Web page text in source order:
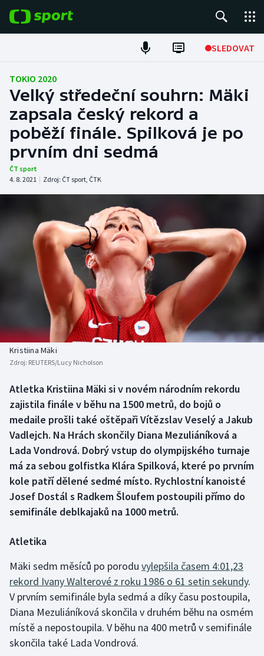
SLEDOVAT
Fotbal
Hokej
Tenis
Atletika
DALŠÍ SPORTY
Americký fotbal
Baseball a softbal
Basketbal
Biatlon
Boby a skeleton
Box
Curling
Dostihy
Florbal
Futsal
Házená
Jezdectví
Judo
NEPŘEHLÉDNĚTE
Soutěže
Historické návraty
Aplikace ČT sport
AZ kvíz
TOKIO 2020
Velký středeční souhrn: Mäki
zapsala český rekord a
poběží finále. Spilková je po
prvním dni sedmá
ČT sport
4. 8. 2021 | Zdroj: ČT sport, ČTK
Kristiina Mäki
Zdroj: REUTERS/Lucy Nicholson
Atletka Kristiina Mäki si v novém národním rekordu
zajistila finále v běhu na 1500 metrů, do bojů o
medaile prošli také oštěpaři Vítězslav Veselý a Jakub
Vadlejch. Na Hrách skončily Diana Mezuliáníková a
Lada Vondrová. Dobrý vstup do olympijského turnaje
má za sebou golfistka Klára Spilková, které po prvním
kole patří dělené sedmé místo. Rychlostní kanoisté
Josef Dostál s Radkem Šloufem postoupili přímo do
semifinále deblkajaků na 1000 metrů.
Atletika
Mäki sedm měsíců po porodu vylepšila časem 4:01,23
rekord Ivany Walterové z roku 1986 o 61 setin sekundy.
V prvním semifinále byla sedmá a díky času postoupila,
Diana Mezuliáníková skončila v druhém běhu na osmém
místě a nepostoupila. V běhu na 400 metrů v semifinále
skončila také Lada Vondrová.